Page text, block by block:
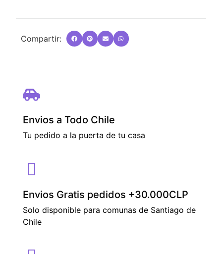
Compartir:
Envios a Todo Chile
Tu pedido a la puerta de tu casa
Envios Gratis pedidos +30.000CLP
Solo disponible para comunas de Santiago de
Chile